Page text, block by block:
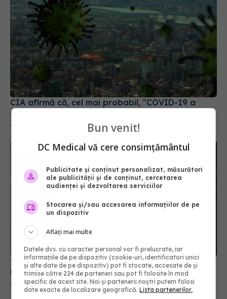
CIA afirmă că, cel mai probabil, "COVID-19 a
apărut dintr-un laborator": O scurgere de la
Institutul de Virologie din Wuhan
26 ian 2025, 16:30
Impactul COVID-19 asupra Europei. România și
Bulgaria, țările cu cea mai ridicată mortalitate
03 sep 2024, 15:42
Bun venit!
DC Medical vă cere consimțământul
Publicitate și conținut personalizat, măsurători
ale publicității și de conținut, cercetarea
audienței și dezvoltarea serviciilor
Stocarea și/sau accesarea informațiilor de pe
un dispozitiv
Aflați mai multe
Datele dvs. cu caracter personal vor fi prelucrate, iar
informațiile de pe dispozitiv (cookie-uri, identificatori unici
și alte date de pe dispozitiv) pot fi stocate, accesate de și
trimise către 224 de parteneri sau pot fi folosite în mod
specific de acest site. Noi și partenerii noștri putem folosi
date exacte de localizare geografică.Lista partenerilor.